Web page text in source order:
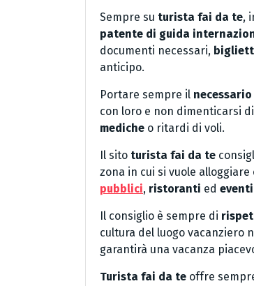
Sempre su turista fai da te,
patente di guida
documenti necessari,
anticipo.
Portare sempre il
con loro e non dimenticarsi
mediche o ritardi di voli.
Il sito turista fai da te
zona in cui si vuole
pubblici, ristoranti ed
Il consiglio è sempre di
cultura del luogo vacanziero
garantirà una vacanza
Turista fai da te offre